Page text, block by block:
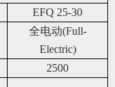
EFQ 25-30
全电动(Full-
Electric)
2500